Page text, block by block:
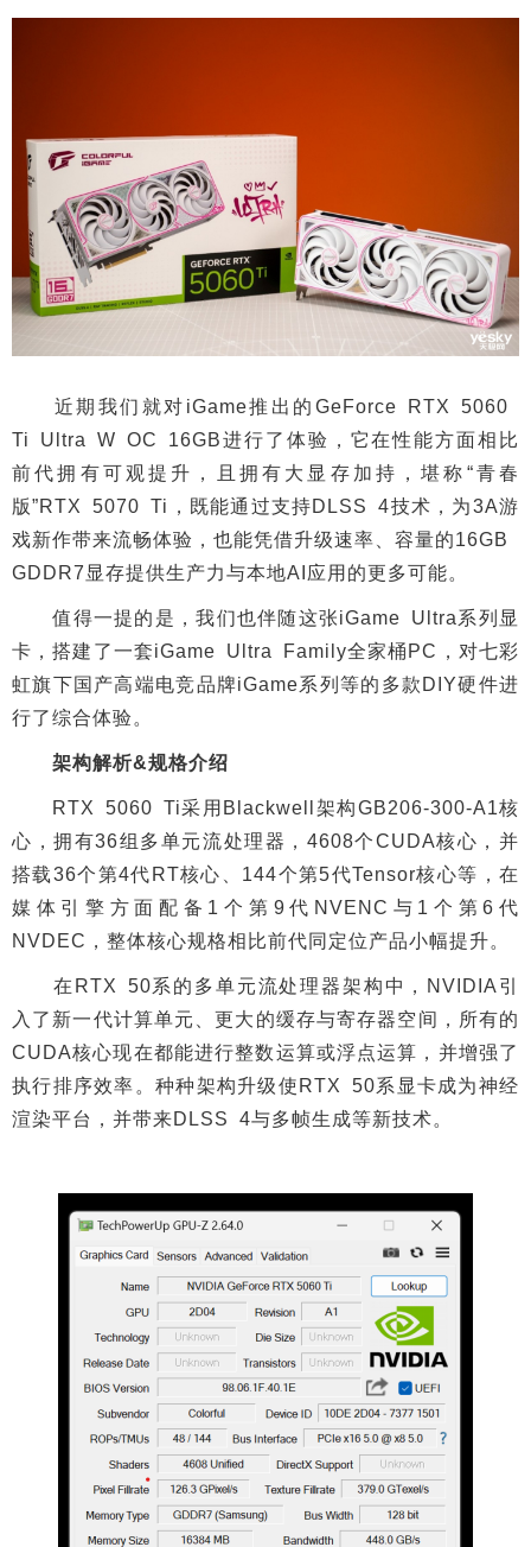
近期我们就对iGame推出的GeForce RTX 5060
Ti Ultra W OC 16GB进行了体验，它在性能方面相比
前代拥有可观提升，且拥有大显存加持，堪称“青春
版”RTX 5070 Ti，既能通过支持DLSS 4技术，为3A游
戏新作带来流畅体验，也能凭借升级速率、容量的16GB
GDDR7显存提供生产力与本地AI应用的更多可能。
值得一提的是，我们也伴随这张iGame Ultra系列显
卡，搭建了一套iGame Ultra Family全家桶PC，对七彩
虹旗下国产高端电竞品牌iGame系列等的多款DIY硬件进
行了综合体验。
架构解析&规格介绍
RTX 5060 Ti采用Blackwell架构GB206-300-A1核
心，拥有36组多单元流处理器，4608个CUDA核心，并
搭载36个第4代RT核心、144个第5代Tensor核心等，在
媒体引擎方面配备1个第9代NVENC与1个第6代
NVDEC，整体核心规格相比前代同定位产品小幅提升。
在RTX 50系的多单元流处理器架构中，NVIDIA引
入了新一代计算单元、更大的缓存与寄存器空间，所有的
CUDA核心现在都能进行整数运算或浮点运算，并增强了
执行排序效率。种种架构升级使RTX 50系显卡成为神经
渲染平台，并带来DLSS 4与多帧生成等新技术。